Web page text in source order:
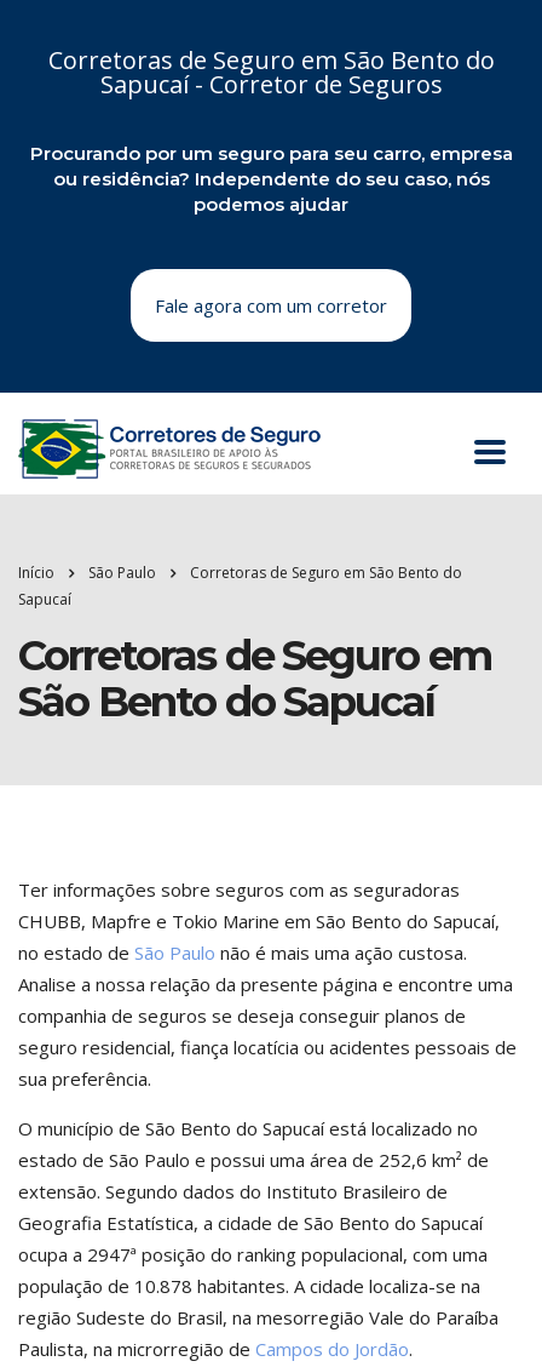
Corretoras de Seguro em São Bento do
Sapucaí - Corretor de Seguros
Procurando por um seguro para seu carro, empresa
ou residência? Independente do seu caso, nós
podemos ajudar
Fale agora com um corretor
Início São Paulo
Corretoras de Seguro em São Bento do
Sapucaí
Corretoras de Seguro em
São Bento do Sapucaí
Ter informações sobre seguros com as seguradoras
CHUBB, Mapfre e Tokio Marine em São Bento do Sapucaí,
no estado de São Paulo não é mais uma ação custosa.
Analise a nossa relação da presente página e encontre uma
companhia de seguros se deseja conseguir planos de
seguro residencial, fiança locatícia ou acidentes pessoais de
sua preferência.
O município de São Bento do Sapucaí está localizado no
estado de São Paulo e possui uma área de 252,6 km² de
extensão. Segundo dados do Instituto Brasileiro de
Geografia Estatística, a cidade de São Bento do Sapucaí
ocupa a 2947ª posição do ranking populacional, com uma
população de 10.878 habitantes. A cidade localiza-se na
região Sudeste do Brasil, na mesorregião Vale do Paraíba
Paulista, na microrregião de Campos do Jordão.